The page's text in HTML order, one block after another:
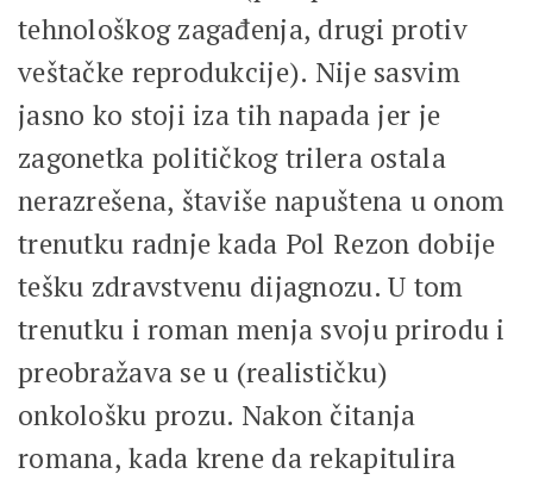
tehnološkog zagađenja, drugi protiv
veštačke reprodukcije). Nije sasvim
jasno ko stoji iza tih napada jer je
zagonetka političkog trilera ostala
nerazrešena, štaviše napuštena u onom
trenutku radnje kada Pol Rezon dobije
tešku zdravstvenu dijagnozu. U tom
trenutku i roman menja svoju prirodu i
preobražava se u (realističku)
onkološku prozu. Nakon čitanja
romana, kada krene da rekapitulira